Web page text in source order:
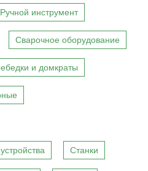
Ручной инструмент
Сварочное оборудование
и домкраты
Станки